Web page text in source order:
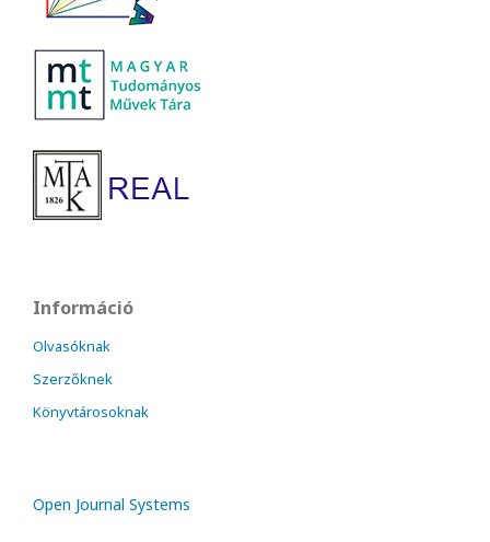
Információ
Olvasóknak
Szerzőknek
Könyvtárosoknak
Open Journal Systems